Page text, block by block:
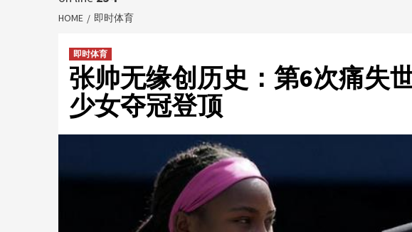
HOME 即时体育
即时体育
张帅无缘创历史：第6次痛失
少女夺冠登顶